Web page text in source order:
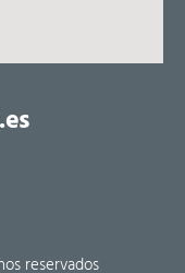
reservados